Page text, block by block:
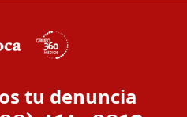
tu denuncia